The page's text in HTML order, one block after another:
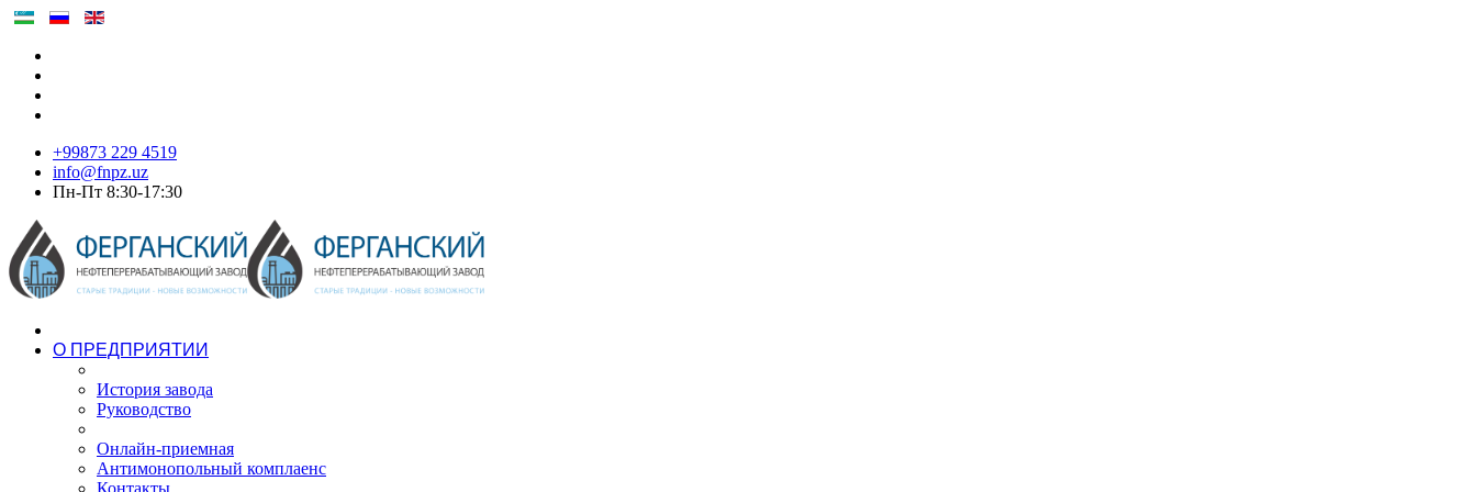
+99873 229 4519
info@fnpz.uz
Пн-Пт 8:30-17:30
О ПРЕДПРИЯТИИ
История завода
Руководство
Онлайн-приемная
Антимонопольный комплаенс
Контакты